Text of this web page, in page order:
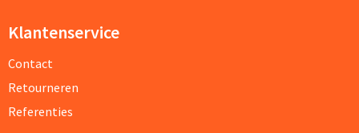
Klantenservice
Contact
Retourneren
Referenties